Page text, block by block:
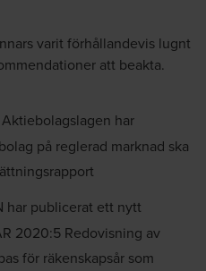
varit förhållandevis lugnt
att beakta.
Aktiebolagslagen har
på reglerad marknad ska
har publicerat ett nytt
2020:5 Redovisning av
för räkenskapsår som